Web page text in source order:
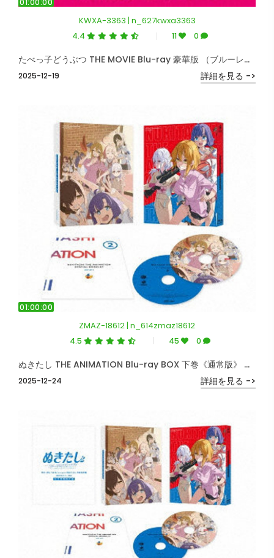
01:00:00
KWXA-3363 | n_627kwxa3363
4.4 11 0
2025-12-19
たべっ子どうぶつ THE MOVIE Blu-ray 豪華版 （ブルーレイディスク）
詳細を見る ->
01:00:00
ZMAZ-18612 | n_614zmaz18612
4.5 45 0
2025-12-24
ぬきたし THE ANIMATION Blu-ray BOX 下巻《通常版》 （ブルーレイディスク）
詳細を見る ->